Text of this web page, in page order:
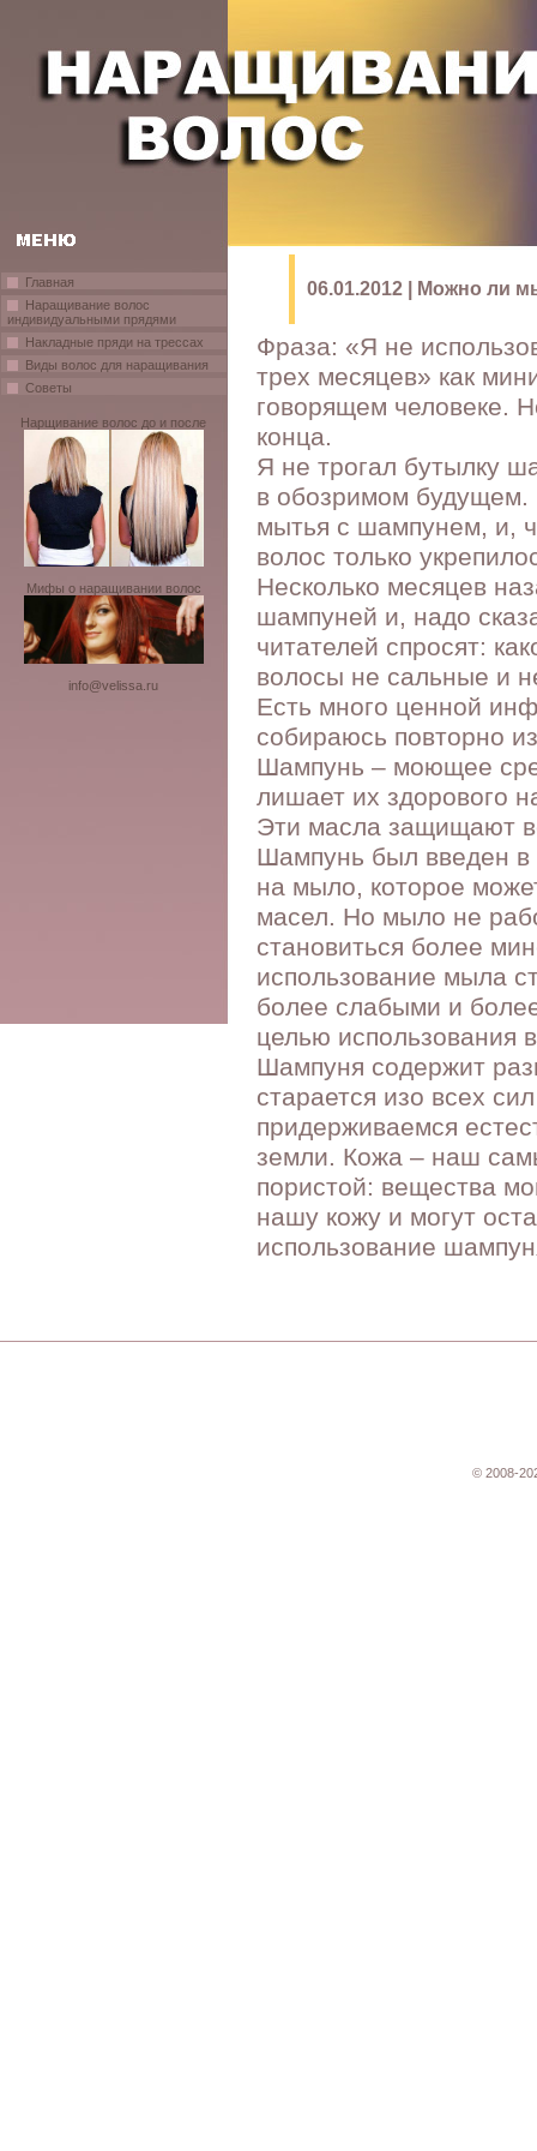
Главная
Наращивание волос
индивидуальными прядями
Накладные пряди на трессах
Виды волос для наращивания
Советы
Нарщивание волос до и после
Мифы о наращивании волос
info@velissa.ru
06.01.2012 | Можно ли
Фраза: «Я не
трех месяцев» как
говорящем человеке.
конца.
Я не трогал бутылку
в обозримом будущем.
мытья с шампунем, и,
волос только
Несколько месяцев
шампуней и, надо
читателей спросят:
волосы не сальные и
Есть много ценной
собираюсь повторно
Шампунь – моющее
лишает их здорового
Эти масла защищают
Шампунь был введен в
на мыло, которое
масел. Но мыло не
становиться более
использование мыла
более слабыми и
целью использования
Шампуня содержит
старается изо всех
придерживаемся
земли. Кожа – наш
пористой: вещества
нашу кожу и могут
использование
© 2008-